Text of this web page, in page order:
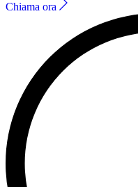
Chiama ora